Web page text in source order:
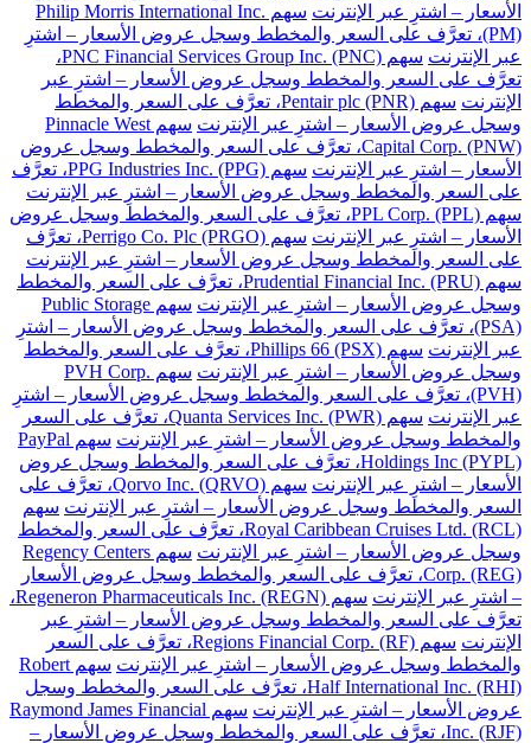
الأسعار – اشترِ عبر الإنترنت
سهم Philip Morris International Inc.
(PM)، تعرَّف على السعر والمخطط وسجل عروض الأسعار – اشترِ
عبر الإنترنت
سهم PNC Financial Services Group Inc. (PNC)،
تعرَّف على السعر والمخطط وسجل عروض الأسعار – اشترِ عبر
الإنترنت
سهم Pentair plc (PNR)، تعرَّف على السعر والمخطط
وسجل عروض الأسعار – اشترِ عبر الإنترنت
سهم Pinnacle West
Capital Corp. (PNW)، تعرَّف على السعر والمخطط وسجل عروض
الأسعار – اشترِ عبر الإنترنت
سهم PPG Industries Inc. (PPG)، تعرَّف
على السعر والمخطط وسجل عروض الأسعار – اشترِ عبر الإنترنت
سهم PPL Corp. (PPL)، تعرَّف على السعر والمخطط وسجل عروض
الأسعار – اشترِ عبر الإنترنت
سهم Perrigo Co. Plc (PRGO)، تعرَّف
على السعر والمخطط وسجل عروض الأسعار – اشترِ عبر الإنترنت
سهم Prudential Financial Inc. (PRU)، تعرَّف على السعر والمخطط
وسجل عروض الأسعار – اشترِ عبر الإنترنت
سهم Public Storage
(PSA)، تعرَّف على السعر والمخطط وسجل عروض الأسعار – اشترِ
عبر الإنترنت
سهم Phillips 66 (PSX)، تعرَّف على السعر والمخطط
وسجل عروض الأسعار – اشترِ عبر الإنترنت
سهم PVH Corp.
(PVH)، تعرَّف على السعر والمخطط وسجل عروض الأسعار – اشترِ
عبر الإنترنت
سهم Quanta Services Inc. (PWR)، تعرَّف على السعر
والمخطط وسجل عروض الأسعار – اشترِ عبر الإنترنت
سهم PayPal
Holdings Inc (PYPL)، تعرَّف على السعر والمخطط وسجل عروض
الأسعار – اشترِ عبر الإنترنت
سهم Qorvo Inc. (QRVO)، تعرَّف على
السعر والمخطط وسجل عروض الأسعار – اشترِ عبر الإنترنت سهم
Royal Caribbean Cruises Ltd. (RCL)، تعرَّف على السعر والمخطط
وسجل عروض الأسعار – اشترِ عبر الإنترنت
سهم Regency Centers
Corp. (REG)، تعرَّف على السعر والمخطط وسجل عروض الأسعار
– اشترِ عبر الإنترنت
سهم Regeneron Pharmaceuticals Inc. (REGN)،
تعرَّف على السعر والمخطط وسجل عروض الأسعار – اشترِ عبر
الإنترنت
سهم Regions Financial Corp. (RF)، تعرَّف على السعر
والمخطط وسجل عروض الأسعار – اشترِ عبر الإنترنت
سهم Robert
Half International Inc. (RHI)، تعرَّف على السعر والمخطط وسجل
عروض الأسعار – اشترِ عبر الإنترنت
سهم Raymond James Financial
Inc. (RJF)، تعرَّف على السعر والمخطط وسجل عروض الأسعار –